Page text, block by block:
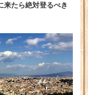
来たら絶対登るべき